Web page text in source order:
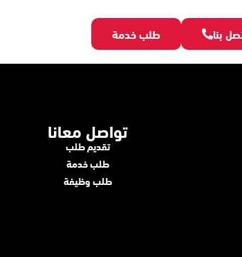
بنا طلب خدمة
تواصل معانا
تقديم طلب
طلب خدمة
طلب وظيفة